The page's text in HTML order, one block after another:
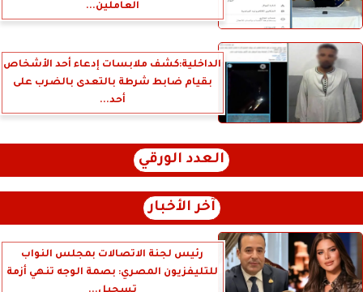
العاملين...
الداخلية:كشف ملابسات إدعاء أحد الأشخاص
بقيام ضابط شرطة بالتعدى بالضرب على
أحد...
العدد الورقي
آخر الأخبار
رئيس لجنة الاتصالات بمجلس النواب
للتليفزيون المصري: بصمة الوجه تنهي أزمة